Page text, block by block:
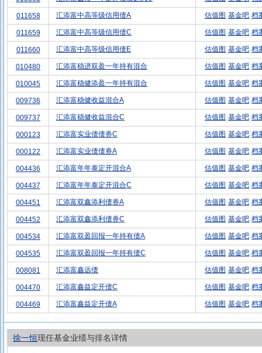
011658 汇添富中高等级信用债A 估值图 基金吧 档
011659 汇添富中高等级信用债C 估值图 基金吧 档
011660 汇添富中高等级信用债E 估值图 基金吧 档
010480 汇添富稳进双盈一年持有混合 估值图 基金吧 档
010045 汇添富稳健添盈一年持有混合 估值图 基金吧 档
009736 汇添富稳健收益混合A 估值图 基金吧 档
009737 汇添富稳健收益混合C 估值图 基金吧 档
000123 汇添富实业债债券C 估值图 基金吧 档
000122 汇添富实业债债券A 估值图 基金吧 档
004436 汇添富年年泰定开混合A 估值图 基金吧 档
004437 汇添富年年泰定开混合C 估值图 基金吧 档
004451 汇添富双鑫添利债券A 估值图 基金吧 档
004452 汇添富双鑫添利债券C 估值图 基金吧 档
004534 汇添富双盈回报一年持有债A 估值图 基金吧 档
004535 汇添富双盈回报一年持有债C 估值图 基金吧 档
008081 汇添富鑫远债 估值图 基金吧 档
004470 汇添富鑫益定开债C 估值图 基金吧 档
004469 汇添富鑫益定开债A 估值图 基金吧 档
徐一恒现任基金业绩与排名详情